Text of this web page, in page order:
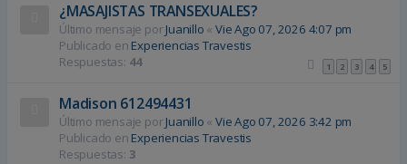
¿MASAJISTAS TRANSEXUALES?
Último mensaje porJuanillo «Vie Ago 07, 2026 4:07 pm
Publicado en Experiencias Travestis
Respuestas: 44 1 2 3 4 5
Madison 612494431
Último mensaje porJuanillo «Vie Ago 07, 2026 3:42 pm
Publicado en Experiencias Travestis
Respuestas: 3